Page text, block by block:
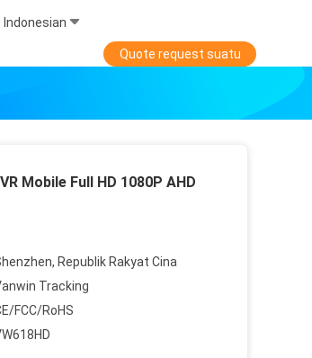
Indonesian
Quote request suatu
Mobile Full HD 1080P AHD
Republik Rakyat Cina
Tracking
FCC/RoHS